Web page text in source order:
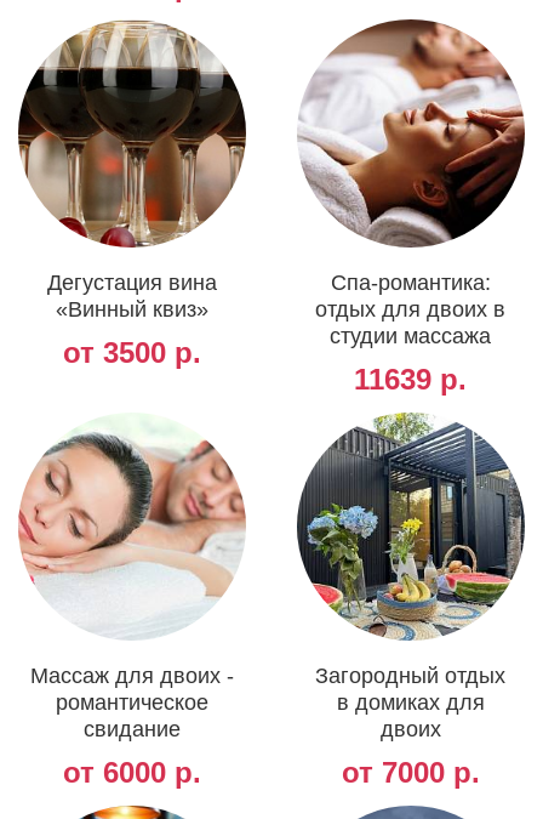
Дегустация вина
«Винный квиз»
от 3500 р.
Спа-романтика:
отдых для двоих в
студии массажа
11639 р.
Массаж для двоих -
романтическое
свидание
от 6000 р.
Загородный отдых
в домиках для
двоих
от 7000 р.